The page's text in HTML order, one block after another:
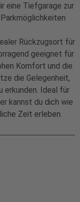
eine Tiefgarage zur
Rückzugsort für
geeignet für
Komfort und die
die Gelegenheit,
erkunden. Ideal für
kannst du dich wie
Zeit erleben.